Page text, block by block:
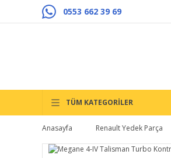
0553 662 39 69
TÜM KATEGORİLER
Anasayfa Renault Yedek Parça